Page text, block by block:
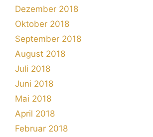
Dezember 2018
Oktober 2018
September 2018
August 2018
Juli 2018
Juni 2018
Mai 2018
April 2018
Februar 2018